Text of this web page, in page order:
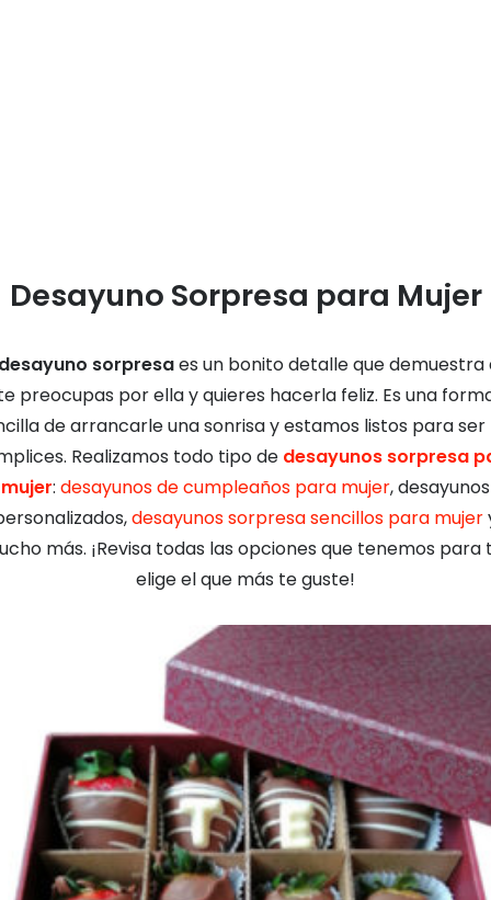
Desayuno Sorpresa para Mujer
sorpresaes un bonito detalle que demuestra
preocupas por ella y quieres hacerla feliz. Es una
de arrancarle una sonrisa y estamos listos para ser
Realizamos todo tipo de desayunos sorpresa
mujer: desayunos de cumpleaños para mujer, desayunos
desayunos sorpresa sencillos para mujer
más. ¡Revisa todas las opciones que tenemos para
elige el que más te guste!